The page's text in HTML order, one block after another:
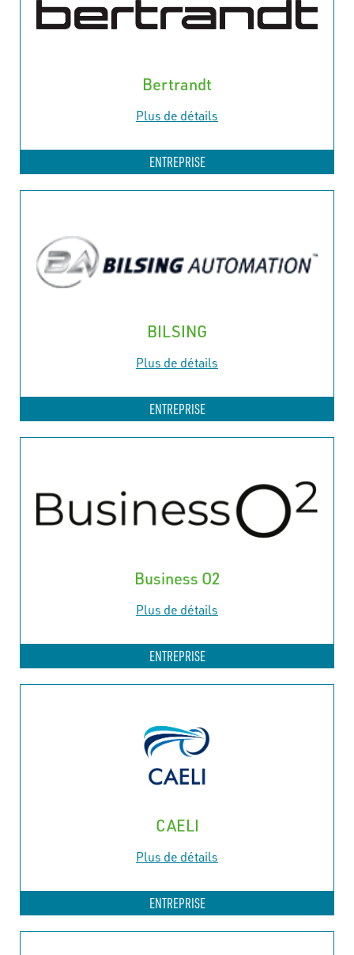
Bertrandt
Plus de détails
ENTREPRISE
BILSING
Plus de détails
ENTREPRISE
Business O2
Plus de détails
ENTREPRISE
CAELI
Plus de détails
ENTREPRISE